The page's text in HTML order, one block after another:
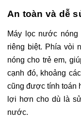
An toàn và dễ
Máy lọc nước
riêng biệt. Phía vòi
nóng cho trẻ em,
cạnh đó, khoảng
cũng được tính toán
lợi hơn cho dù là
nước.